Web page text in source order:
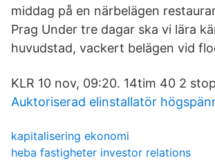
middag på en närbelägen
Prag Under tre dagar ska vi lära
huvudstad, vackert belägen vid
KLR 10 nov, 09:20. 14tim 40 2
Auktoriserad elinstallatör
kapitalisering ekonomi
heba fastigheter investor relations